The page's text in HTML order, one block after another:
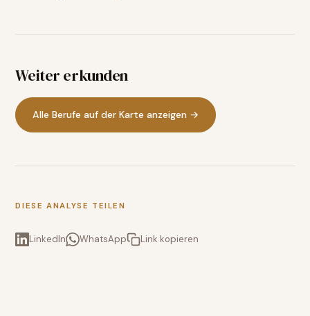
Weiter erkunden
Alle Berufe auf der Karte anzeigen →
DIESE ANALYSE TEILEN
LinkedIn WhatsApp Link kopieren